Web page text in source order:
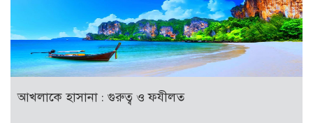
আখলাকে হাসানা : গুরুত্ব ও ফযীলত